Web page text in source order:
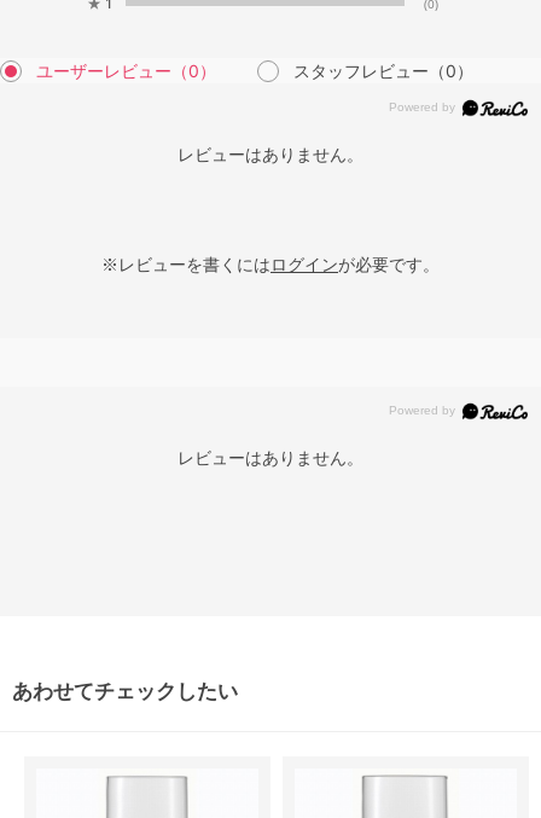
ユーザーレビュー （0） スタッフレビュー （0）
レビューはありません。
※レビューを書くにはログインが必要です。
レビューはありません。
あわせてチェックしたい